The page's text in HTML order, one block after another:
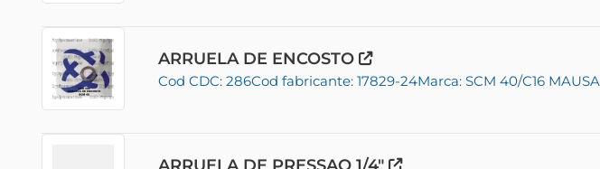
ARRUELA DE ENCOSTO
Cod CDC: 286Cod fabricante: 17829-24Marca: SCM 40/C16 MAUSA
ARRUELA DE PRESSAO 1/4"